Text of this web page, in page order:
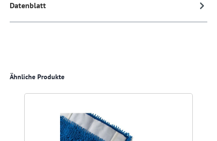
Datenblatt
Produktgalerie überspringen
Ähnliche Produkte